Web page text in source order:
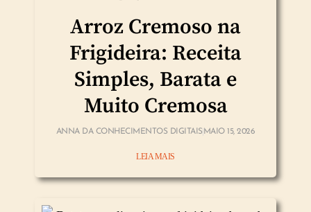
Arroz Cremoso na
Frigideira: Receita
Simples, Barata e
Muito Cremosa
ANNA DA CONHECIMENTOS DIGITAIS MAIO 15, 2026
LEIA MAIS